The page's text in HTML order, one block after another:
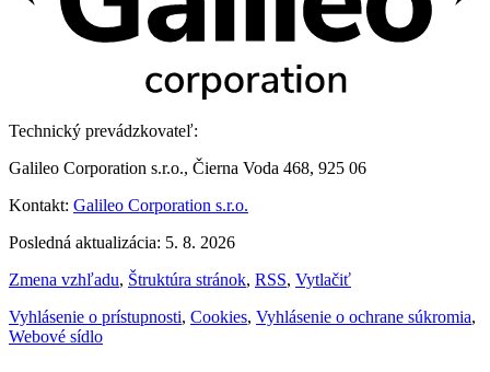
Technický prevádzkovateľ:
Galileo Corporation s.r.o., Čierna Voda 468, 925 06
Kontakt: Galileo Corporation s.r.o.
Posledná aktualizácia: 5. 8. 2026
Zmena vzhľadu, Štruktúra stránok, RSS, Vytlačiť
Vyhlásenie o prístupnosti, Cookies, Vyhlásenie o ochrane súkromia,
Webové sídlo